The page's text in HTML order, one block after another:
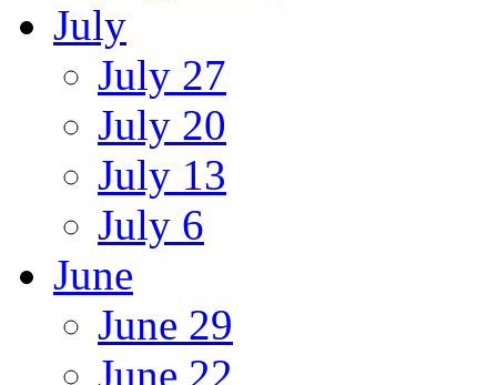
July
July 27
July 20
July 13
July 6
June
June 29
June 22